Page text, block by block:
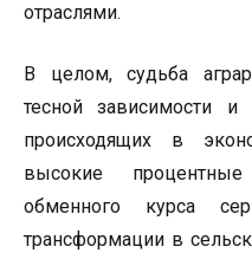
отраслями.
В целом, судьба
тесной зависимости и
происходящих в
высокие процентные
обменного курса
трансформации в